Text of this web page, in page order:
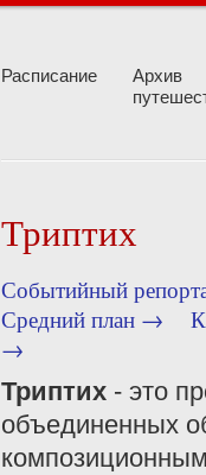
Расписание
Архив
Триптих
Событийный
Средний план →
→
Триптих - это
объединенных